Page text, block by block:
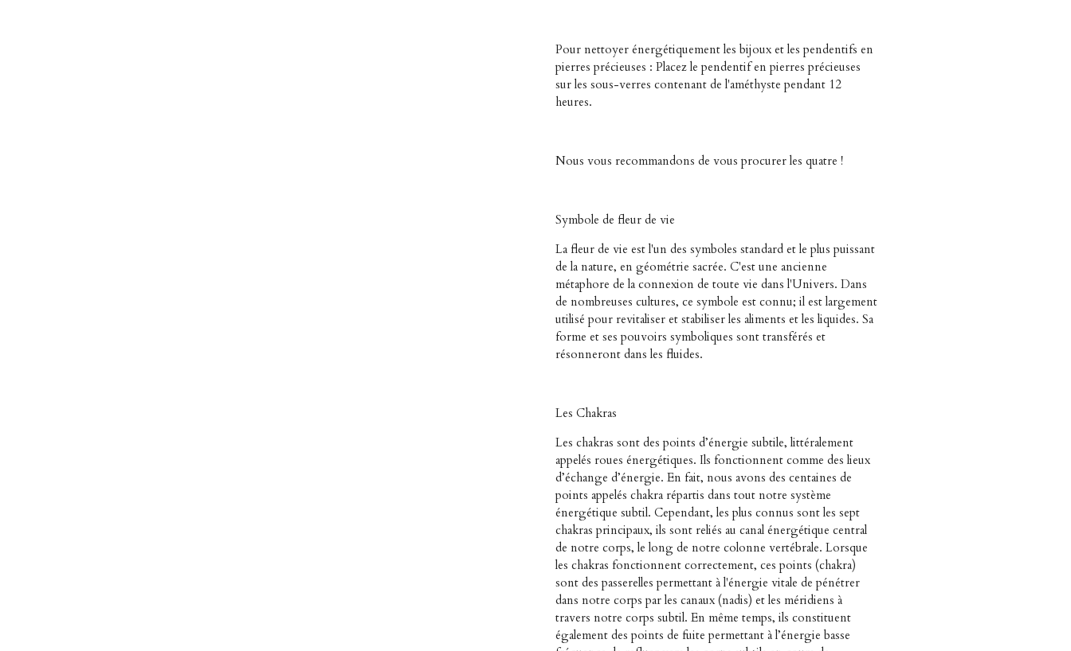
Pour nettoyer énergétiquement les bijoux et les pendentifs en
pierres précieuses : Placez le pendentif en pierres précieuses
sur les sous-verres contenant de l'améthyste pendant 12
heures.
Nous vous recommandons de vous procurer les quatre !
Symbole de fleur de vie
La fleur de vie est l'un des symboles standard et le plus puissant
de la nature, en géométrie sacrée. C'est une ancienne
métaphore de la connexion de toute vie dans l'Univers. Dans
de nombreuses cultures, ce symbole est connu; il est largement
utilisé pour revitaliser et stabiliser les aliments et les liquides. Sa
forme et ses pouvoirs symboliques sont transférés et
résonneront dans les fluides.
Les Chakras
Les chakras sont des points d’énergie subtile, littéralement
appelés roues énergétiques. Ils fonctionnent comme des lieux
d’échange d’énergie. En fait, nous avons des centaines de
points appelés chakra répartis dans tout notre système
énergétique subtil. Cependant, les plus connus sont les sept
chakras principaux, ils sont reliés au canal énergétique central
de notre corps, le long de notre colonne vertébrale. Lorsque
les chakras fonctionnent correctement, ces points (chakra)
sont des passerelles permettant à l'énergie vitale de pénétrer
dans notre corps par les canaux (nadis) et les méridiens à
travers notre corps subtil. En même temps, ils constituent
également des points de fuite permettant à l’énergie basse